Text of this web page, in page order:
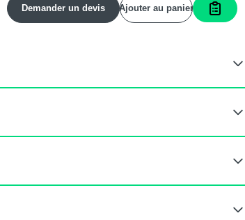
Demander un devis Ajouter au panier